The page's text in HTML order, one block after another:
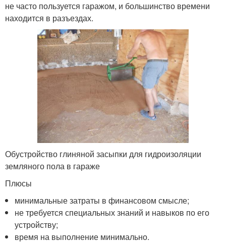
не часто пользуется гаражом, и большинство времени
находится в разъездах.
Обустройство глиняной засыпки для гидроизоляции
земляного пола в гараже
Плюсы
минимальные затраты в финансовом смысле;
не требуется специальных знаний и навыков по его
устройству;
время на выполнение минимально.